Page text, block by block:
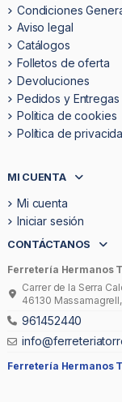
Condiciones
Aviso legal
Catálogos
Folletos de oferta
Devoluciones
Pedidos y Entregas
Politica de cookies
Política de
MI CUENTA
Mi cuenta
Iniciar sesión
CONTÁCTANOS
Ferretería Hermanos
Carrer de la Serra
46130
961452440
Ferretería Hermanos